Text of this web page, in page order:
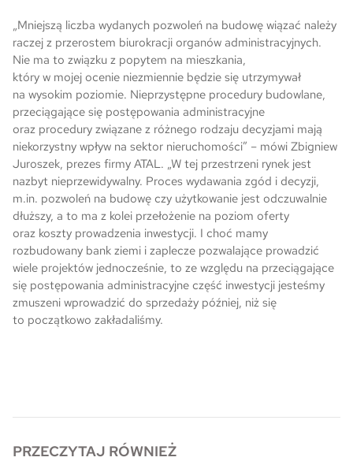
„Mniejszą liczba wydanych pozwoleń na budowę wiązać należy
raczej z przerostem biurokracji organów administracyjnych.
Nie ma to związku z popytem na mieszkania,
który w mojej ocenie niezmiennie będzie się utrzymywał
na wysokim poziomie. Nieprzystępne procedury budowlane,
przeciągające się postępowania administracyjne
oraz procedury związane z różnego rodzaju decyzjami mają
niekorzystny wpływ na sektor nieruchomości” – mówi Zbigniew
Juroszek, prezes firmy ATAL. „W tej przestrzeni rynek jest
nazbyt nieprzewidywalny. Proces wydawania zgód i decyzji,
m.in. pozwoleń na budowę czy użytkowanie jest odczuwalnie
dłuższy, a to ma z kolei przełożenie na poziom oferty
oraz koszty prowadzenia inwestycji. I choć mamy
rozbudowany bank ziemi i zaplecze pozwalające prowadzić
wiele projektów jednocześnie, to ze względu na przeciągające
się postępowania administracyjne część inwestycji jesteśmy
zmuszeni wprowadzić do sprzedaży później, niż się
to początkowo zakładaliśmy.
PRZECZYTAJ RÓWNIEŻ